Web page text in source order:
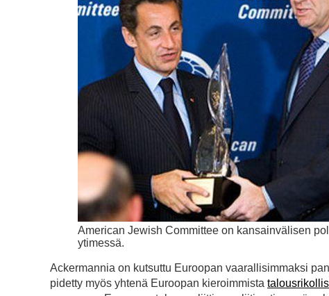
American Jewish Committee on kansainvälisen
ytimessä.
Ackermannia on kutsuttu Euroopan vaarallisimmaksi
pidetty myös yhtenä Euroopan kieroimmista